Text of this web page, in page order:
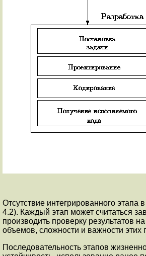
Отсутствие интегрированного этапа
4.2). Каждый этап может считаться
производить проверку
объемов, сложности и важности этих
Последовательность этапов